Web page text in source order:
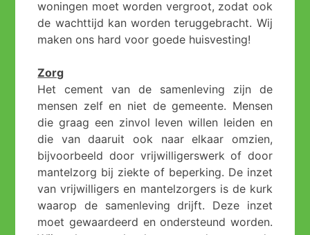
woningen moet worden vergroot, zodat ook
de wachttijd kan worden teruggebracht. Wij
maken ons hard voor goede huisvesting!
Zorg
Het cement van de samenleving zijn de
mensen zelf en niet de gemeente. Mensen
die graag een zinvol leven willen leiden en
die van daaruit ook naar elkaar omzien,
bijvoorbeeld door vrijwilligerswerk of door
mantelzorg bij ziekte of beperking. De inzet
van vrijwilligers en mantelzorgers is de kurk
waarop de samenleving drijft. Deze inzet
moet gewaardeerd en ondersteund worden.